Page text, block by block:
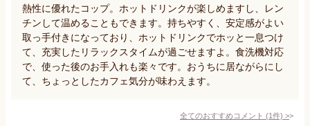
熱性に優れたコップ。ホットドリンクが楽しめますし、レン
チンして温めることもできます。持ちやすく、安定感がよい
取っ手付きになっており、ホットドリンクでホッと一息つけ
て、充実したリラックスタイムが過ごせますよ。食洗機対応
で、使った後のお手入れも楽々です。おうちに居ながらにし
て、ちょっとしたカフェ気分が味わえます。
全てのおすすめコメント (1件) >